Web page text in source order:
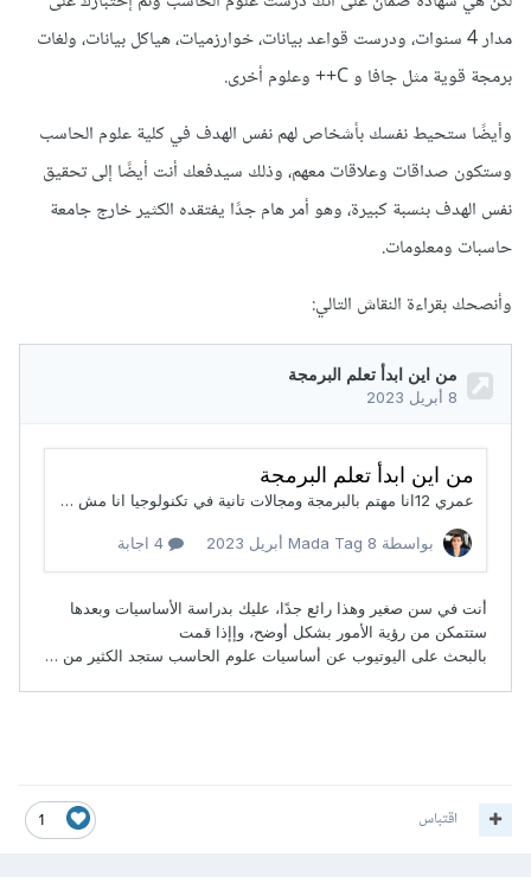
مدار 4 سنوات، ودرست قواعد بيانات، خوارزميات، هياكل بيانات، ولغات
برمجة قوية مثل جافا و C++ وعلوم أخرى.
وأيضًا ستحيط نفسك بأشخاص لهم نفس الهدف في كلية علوم الحاسب
وستكون صداقات وعلاقات معهم، وذلك سيدفعك أنت أيضًا إلى تحقيق
نفس الهدف بنسبة كبيرة، وهو أمر هام جدًا يفتقده الكثير خارج جامعة
حاسبات ومعلومات.
وأنصحك بقراءة النقاش التالي:
1 اقتباس